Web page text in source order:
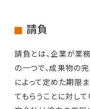
請負
請負とは、企業が業
の一つで、成果物の
によって定めた期限
てもらうことに対し